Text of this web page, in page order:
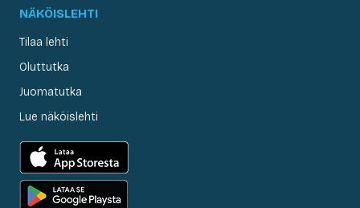
NÄKÖISLEHTI
Tilaa lehti
Oluttutka
Juomatutka
Lue näköislehti